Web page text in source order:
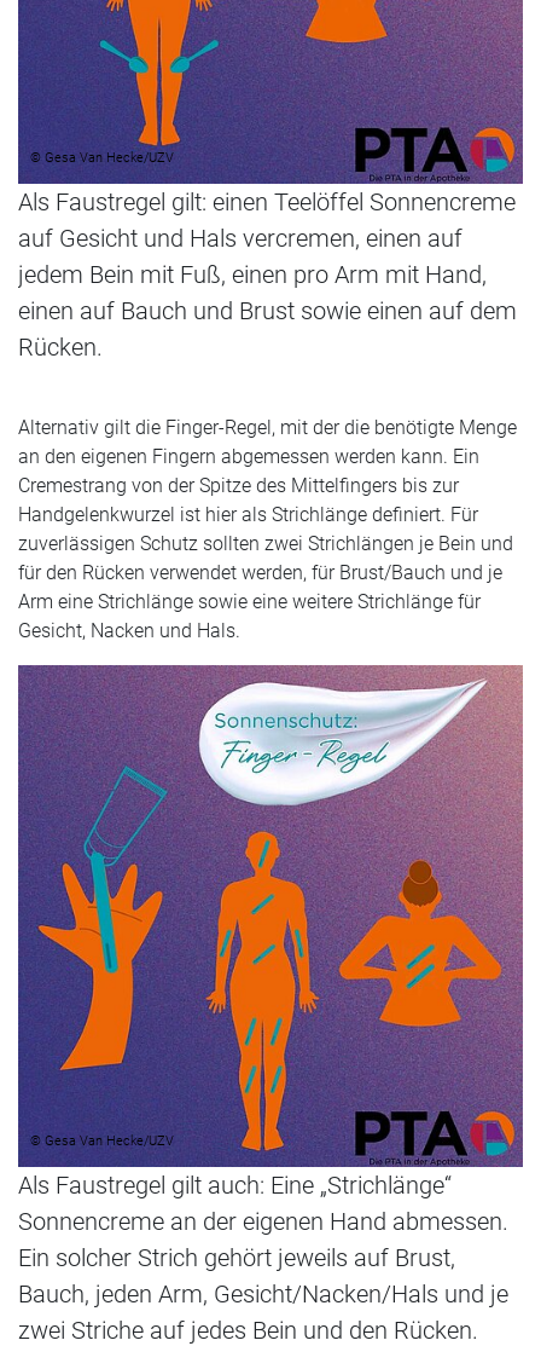
© Gesa Van Hecke/UZV
Als Faustregel gilt: einen Teelöffel Sonnencreme
auf Gesicht und Hals vercremen, einen auf
jedem Bein mit Fuß, einen pro Arm mit Hand,
einen auf Bauch und Brust sowie einen auf dem
Rücken.
Alternativ gilt die Finger-Regel, mit der die benötigte Menge
an den eigenen Fingern abgemessen werden kann. Ein
Cremestrang von der Spitze des Mittelfingers bis zur
Handgelenkwurzel ist hier als Strichlänge definiert. Für
zuverlässigen Schutz sollten zwei Strichlängen je Bein und
für den Rücken verwendet werden, für Brust/Bauch und je
Arm eine Strichlänge sowie eine weitere Strichlänge für
Gesicht, Nacken und Hals.
© Gesa Van Hecke/UZV
Als Faustregel gilt auch: Eine „Strichlänge“
Sonnencreme an der eigenen Hand abmessen.
Ein solcher Strich gehört jeweils auf Brust,
Bauch, jeden Arm, Gesicht/Nacken/Hals und je
zwei Striche auf jedes Bein und den Rücken.